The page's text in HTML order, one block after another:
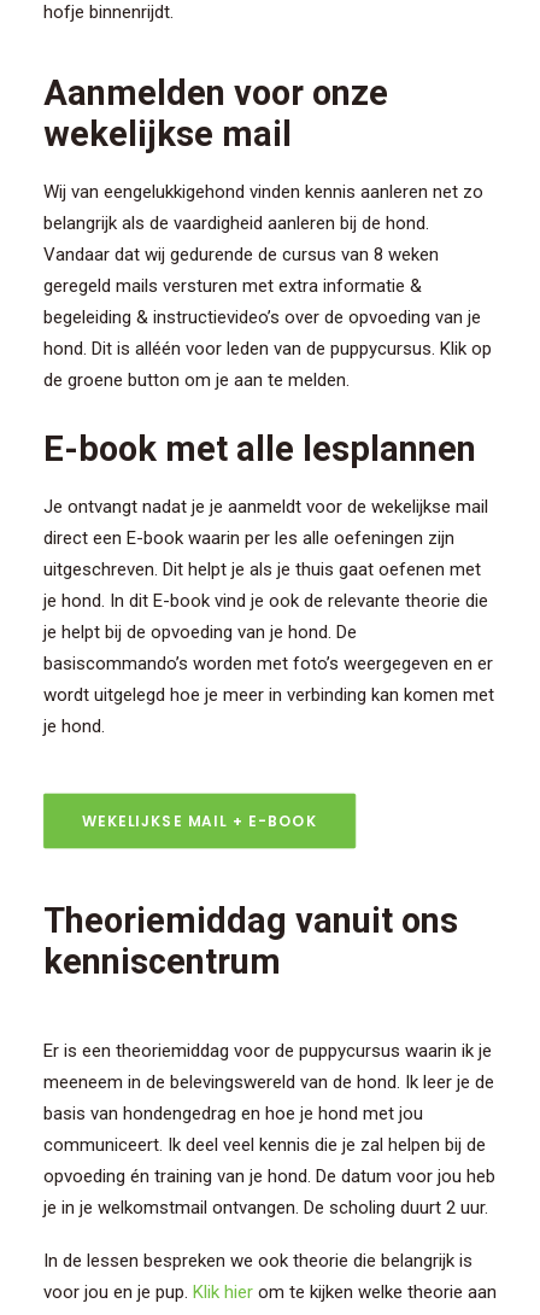
hofje binnenrijdt.
Aanmelden voor onze
wekelijkse mail
Wij van eengelukkigehond vinden kennis aanleren net zo
belangrijk als de vaardigheid aanleren bij de hond.
Vandaar dat wij gedurende de cursus van 8 weken
geregeld mails versturen met extra informatie &
begeleiding & instructievideo’s over de opvoeding van je
hond. Dit is alléén voor leden van de puppycursus. Klik op
de groene button om je aan te melden.
E-book met alle lesplannen
Je ontvangt nadat je je aanmeldt voor de wekelijkse mail
direct een E-book waarin per les alle oefeningen zijn
uitgeschreven. Dit helpt je als je thuis gaat oefenen met
je hond. In dit E-book vind je ook de relevante theorie die
je helpt bij de opvoeding van je hond. De
basiscommando’s worden met foto’s weergegeven en er
wordt uitgelegd hoe je meer in verbinding kan komen met
je hond.
WEKELIJKSE MAIL + E-BOOK
Theoriemiddag vanuit ons
kenniscentrum
Er is een theoriemiddag voor de puppycursus waarin ik je
meeneem in de belevingswereld van de hond. Ik leer je de
basis van hondengedrag en hoe je hond met jou
communiceert. Ik deel veel kennis die je zal helpen bij de
opvoeding én training van je hond. De datum voor jou heb
je in je welkomstmail ontvangen. De scholing duurt 2 uur.
In de lessen bespreken we ook theorie die belangrijk is
voor jou en je pup. Klik hier om te kijken welke theorie aan